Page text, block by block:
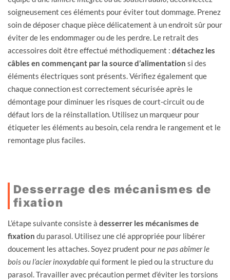
soigneusement ces éléments pour éviter tout dommage. Prenez
soin de déposer chaque pièce délicatement à un endroit sûr pour
éviter de les endommager ou de les perdre. Le retrait des
accessoires doit être effectué méthodiquement : détachez les
câbles en commençant par la source d’alimentation si des
éléments électriques sont présents. Vérifiez également que
chaque connection est correctement sécurisée après le
démontage pour diminuer les risques de court-circuit ou de
défaut lors de la réinstallation. Utilisez un marqueur pour
étiqueter les éléments au besoin, cela rendra le rangement et le
remontage plus faciles.
Desserrage des mécanismes de
fixation
L’étape suivante consiste à desserrer les mécanismes de
fixation du parasol. Utilisez une clé appropriée pour libérer
doucement les attaches. Soyez prudent pourne pas abîmer le
boisou l’acier inoxydablequi forment le pied ou la structure du
parasol. Travailler avec précaution permet d’éviter les torsions